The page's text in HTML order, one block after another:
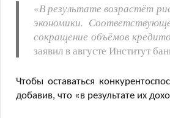
«В результате возрастёт
экономики.
сокращение объёмов
заявил в августе Институт
Чтобы оставаться
добавив, что «в результате их